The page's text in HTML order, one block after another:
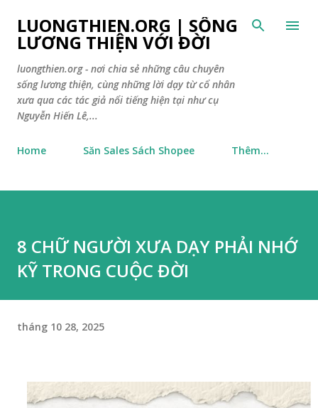
Chuyển đến nội dung chính
LUONGTHIEN.ORG | SỐNG
LƯƠNG THIỆN VỚI ĐỜI
luongthien.org - nơi chia sẻ những câu chuyên
sống lương thiện, cùng những lời dạy từ cổ nhân
xưa qua các tác giả nổi tiếng hiện tại như cụ
Nguyễn Hiến Lê,...
Home Săn Sales Sách Shopee Thêm…
8 CHỮ NGƯỜI XƯA DẠY PHẢI NHỚ
KỸ TRONG CUỘC ĐỜI
tháng 10 28, 2025